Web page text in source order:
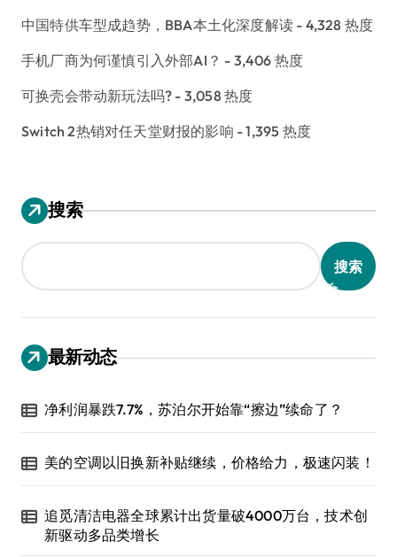
中国特供车型成趋势，BBA本土化深度解读 - 4,328 热度
手机厂商为何谨慎引入外部AI？ - 3,406 热度
可换壳会带动新玩法吗? - 3,058 热度
Switch 2热销对任天堂财报的影响 - 1,395 热度
搜索
搜索
最新动态
净利润暴跌7.7%，苏泊尔开始靠“擦边”续命了？
美的空调以旧换新补贴继续，价格给力，极速闪装！
追觅清洁电器全球累计出货量破4000万台，技术创
新驱动多品类增长